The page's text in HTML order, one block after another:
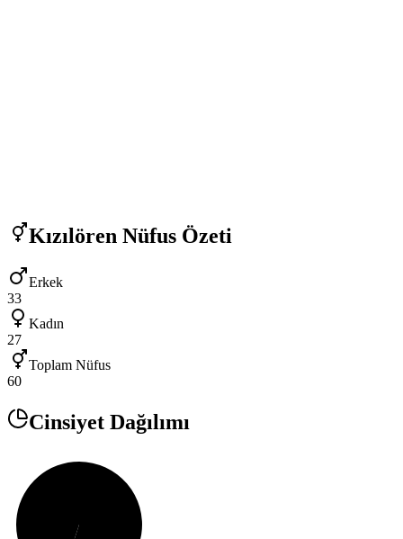
Kızılören Nüfus Özeti
Erkek
33
Kadın
27
Toplam Nüfus
60
Cinsiyet Dağılımı